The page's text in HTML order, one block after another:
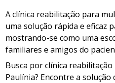
A clínica reabilitação para
uma solução rápida e eficaz
mostrando-se como uma
familiares e amigos do
Busca por clínica
Paulínia? Encontre a solução